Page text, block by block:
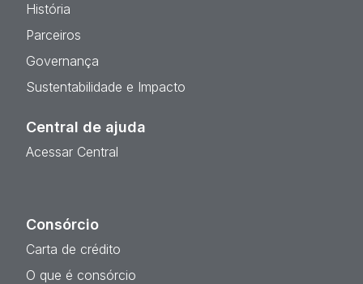
História
Parceiros
Governança
Sustentabilidade e Impacto
Central de ajuda
Acessar Central
Consórcio
Carta de crédito
O que é consórcio